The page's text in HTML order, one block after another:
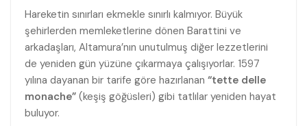
Hareketin sınırları ekmekle sınırlı kalmıyor. Büyük
şehirlerden memleketlerine dönen Barattini ve
arkadaşları, Altamura’nın unutulmuş diğer lezzetlerini
de yeniden gün yüzüne çıkarmaya çalışıyorlar. 1597
yılına dayanan bir tarife göre hazırlanan “tette delle
monache” (keşiş göğüsleri) gibi tatlılar yeniden hayat
buluyor.